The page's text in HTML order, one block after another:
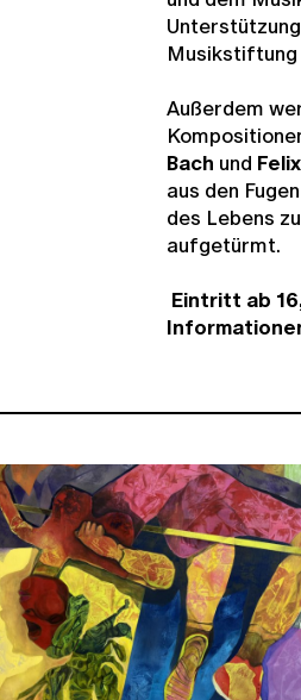
Außerdem
Bach und
aus den
des Lebens
aufgetürmt.
Eintritt ab